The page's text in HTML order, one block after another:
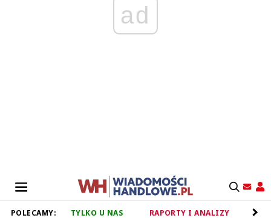
ad
POLECAMY: TYLKO U NAS RAPORTY I ANALIZY